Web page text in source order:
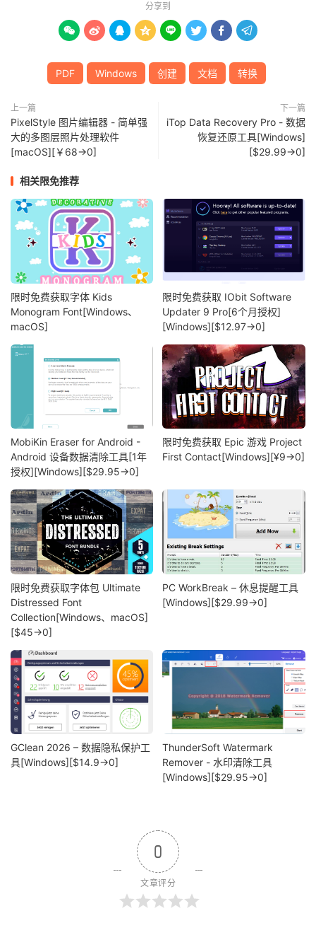
分享到
       
PDF Windows 创建 文档 转换
上一篇
PixelStyle 图片编辑器 - 简单强
大的多图层照片处理软件
[macOS][￥68→0]
下一篇
iTop Data Recovery Pro - 数据
恢复还原工具[Windows]
[$29.99→0]
相关限免推荐
限时免费获取字体 Kids
Monogram Font[Windows、
macOS]
限时免费获取 IObit Software
Updater 9 Pro[6个月授权]
[Windows][$12.97→0]
MobiKin Eraser for Android -
Android 设备数据清除工具[1年
授权][Windows][$29.95→0]
限时免费获取 Epic 游戏 Project
First Contact[Windows][¥9→0]
限时免费获取字体包 Ultimate
Distressed Font
Collection[Windows、macOS]
[$45→0]
PC WorkBreak – 休息提醒工具
[Windows][$29.99→0]
GClean 2026 – 数据隐私保护工
具[Windows][$14.9→0]
ThunderSoft Watermark
Remover - 水印清除工具
[Windows][$29.95→0]
0
文章评分